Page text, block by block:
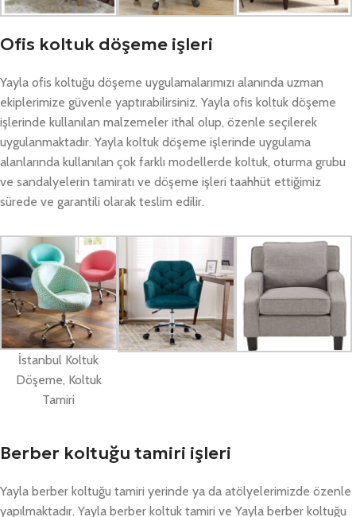
Ofis koltuk döşeme işleri
Yayla ofis koltuğu döşeme uygulamalarımızı alanında uzman
ekiplerimize güvenle yaptırabilirsiniz. Yayla ofis koltuk döşeme
işlerinde kullanılan malzemeler ithal olup, özenle seçilerek
uygulanmaktadır. Yayla koltuk döşeme işlerinde uygulama
alanlarında kullanılan çok farklı modellerde koltuk, oturma grubu
ve sandalyelerin tamiratı ve döşeme işleri taahhüt ettiğimiz
sürede ve garantili olarak teslim edilir.
İstanbul Koltuk
Döşeme, Koltuk
Tamiri
Berber koltuğu tamiri işleri
Yayla berber koltuğu tamiri yerinde ya da atölyelerimizde özenle
yapılmaktadır. Yayla berber koltuk tamiri ve Yayla berber koltuğu